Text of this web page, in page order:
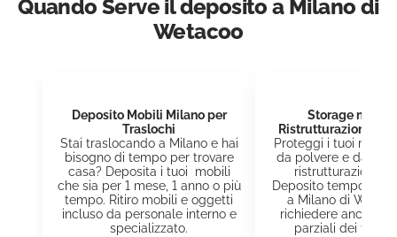
Quando Serve il deposito a Milano di
Wetacoo
Deposito Mobili Milano per
Traslochi
Stai traslocando a Milano e hai
bisogno di tempo per trovare
casa? Deposita i tuoi mobili
che sia per 1 mese, 1 anno o più
tempo. Ritiro mobili e oggetti
incluso da personale interno e
specializzato.
Storage mobili
Ristrutturazione
Proteggi i tuoi
da polvere e danni
ristrutturazioni.
Deposito
a Milano di
richiedere anche
parziali dei tuoi